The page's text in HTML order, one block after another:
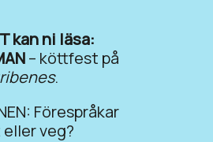
kan ni läsa:
– köttfest på
.
Förespråkar
veg?